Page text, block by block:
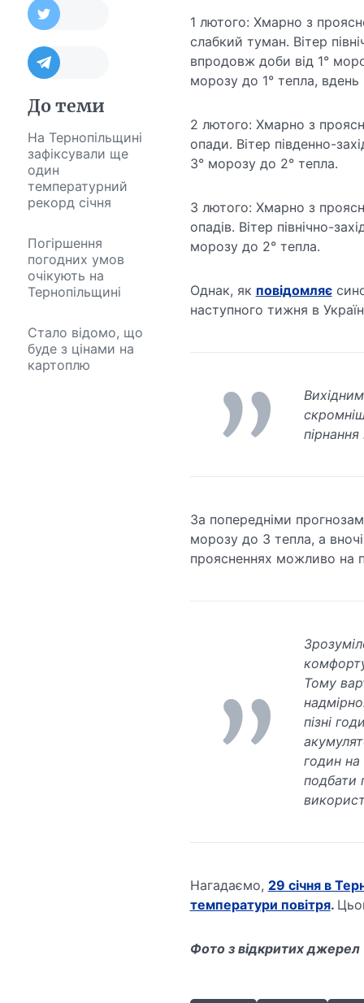
До теми
На Тернопільщині
зафіксували ще
один
температурний
рекорд січня
Погіршення
погодних умов
очікують на
Тернопільщині
Стало відомо, що
буде з цінами на
картоплю
1 лютого: Хмарно з
слабкий туман. Вітер
впродовж доби від 1°
морозу до 1° тепла, вдень
2 лютого: Хмарно з
опади. Вітер південно-
3° морозу до 2° тепла.
3 лютого: Хмарно з
опадів. Вітер північно-
морозу до 2° тепла.
Однак, як повідомляє
наступного тижня в
За попередніми
морозу до 3 тепла, а
проясненнях можливо на
Тому
пізні
годин
подбати
Нагадаємо, 29 січня в
температури повітря.
Фото з відкритих джерел